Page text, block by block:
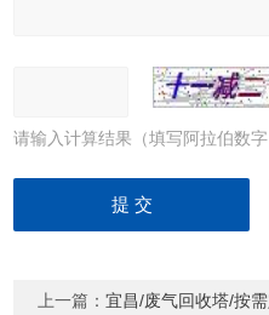
请输入计算结果（填写阿拉伯数
上一篇：宜昌/废气回收塔/按